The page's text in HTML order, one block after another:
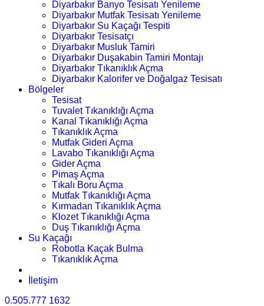
Diyarbakır Banyo Tesisatı Yenileme
Diyarbakır Mutfak Tesisatı Yenileme
Diyarbakır Su Kaçağı Tespiti
Diyarbakır Tesisatçı
Diyarbakır Musluk Tamiri
Diyarbakır Duşakabin Tamiri Montajı
Diyarbakır Tıkanıklık Açma
Diyarbakır Kalorifer ve Doğalgaz Tesisatı
Bölgeler
Tesisat
Tuvalet Tıkanıklığı Açma
Kanal Tıkanıklığı Açma
Tıkanıklık Açma
Mutfak Gideri Açma
Lavabo Tıkanıklığı Açma
Gider Açma
Pimaş Açma
Tıkalı Boru Açma
Mutfak Tıkanıklığı Açma
Kırmadan Tıkanıklık Açma
Klozet Tıkanıklığı Açma
Duş Tıkanıklığı Açma
Su Kaçağı
Robotla Kaçak Bulma
Tıkanıklık Açma
İletişim
0.505.777 1632